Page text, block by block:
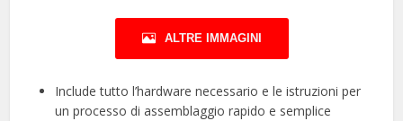
ALTRE IMMAGINI
Include tutto l’hardware necessario e le istruzioni per
un processo di assemblaggio rapido e semplice